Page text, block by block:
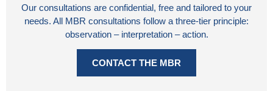
Our consultations are confidential, free and tailored to your
needs. All MBR consultations follow a three-tier principle:
observation – interpretation – action.
CONTACT THE MBR